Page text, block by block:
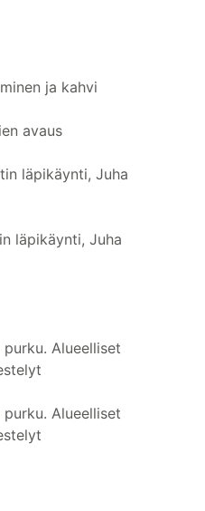
ja kahvi
avaus
läpikäynti, Juha
läpikäynti, Juha
purku. Alueelliset
purku. Alueelliset